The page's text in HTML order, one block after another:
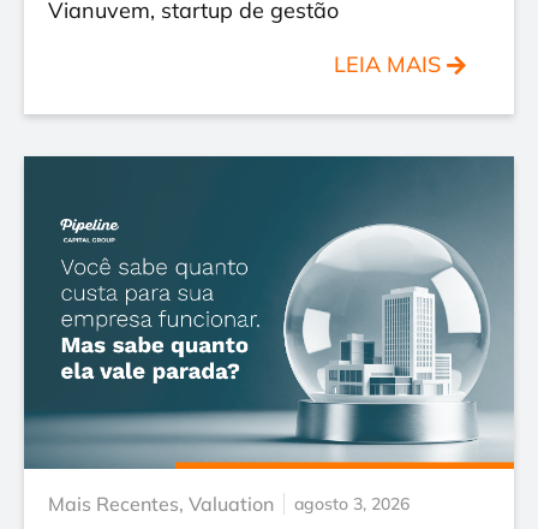
Vianuvem, startup de gestão
LEIA MAIS
Mais Recentes, Valuation agosto 3, 2026